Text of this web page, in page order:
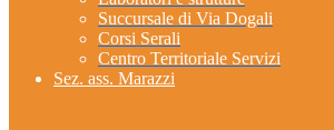
Succursale di Via Dogali
Corsi Serali
Centro Territoriale Servizi
Sez. ass. Marazzi